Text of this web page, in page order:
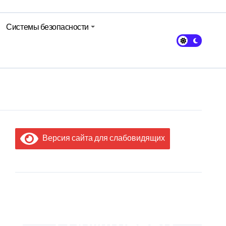
Системы безопасности
Версия сайта для слабовидящих